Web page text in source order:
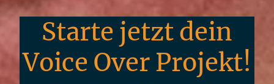
Starte jetzt dein
Voice Over Projekt!